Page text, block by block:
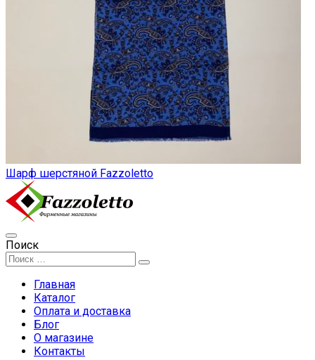
Шарф шерстяной Fazzoletto
Поиск
Главная
Каталог
Оплата и доставка
Блог
О магазине
Контакты